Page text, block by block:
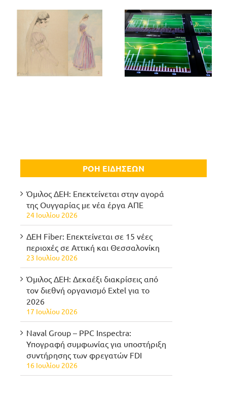
ΡΟΗ ΕΙΔΗΣΕΩΝ
Όμιλος ΔΕΗ: Επεκτείνεται στην αγορά
της Ουγγαρίας με νέα έργα ΑΠΕ
24 Ιουλίου 2026
ΔΕΗ Fiber: Επεκτείνεται σε 15 νέες
περιοχές σε Αττική και Θεσσαλονίκη
23 Ιουλίου 2026
Όμιλος ΔΕΗ: Δεκαέξι διακρίσεις από
τον διεθνή οργανισμό Extel για το
2026
17 Ιουλίου 2026
Naval Group – PPC Inspectra:
Υπογραφή συμφωνίας για υποστήριξη
συντήρησης των φρεγατών FDI
16 Ιουλίου 2026